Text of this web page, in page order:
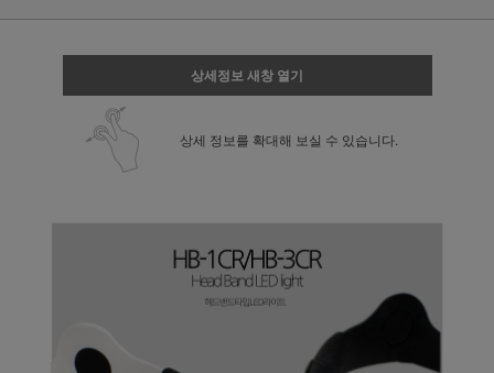
상세정보 새창 열기
상세 정보를 확대해 보실 수 있습니다.